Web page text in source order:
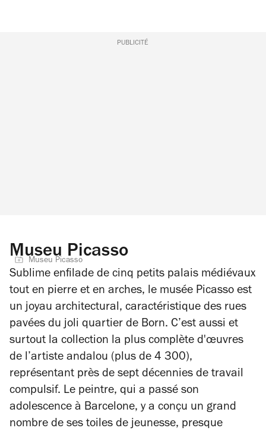
PUBLICITÉ
Museu Picasso
Museu Picasso
Sublime enfilade de cinq petits palais médiévaux
tout en pierre et en arches, le musée Picasso est
un joyau architectural, caractéristique des rues
pavées du joli quartier de Born. C’est aussi et
surtout la collection la plus complète d'œuvres
de l’artiste andalou (plus de 4 300),
représentant près de sept décennies de travail
compulsif. Le peintre, qui a passé son
adolescence à Barcelone, y a conçu un grand
nombre de ses toiles de jeunesse, presque